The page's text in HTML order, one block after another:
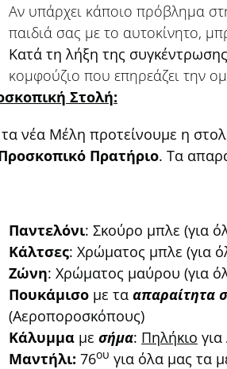
Αν υπάρχει κάποιο πρόβλημα
παιδιά σας με το αυτοκίνητο,
Κατά τη λήξη της
κομφούζιο που επηρεάζει την
Στολή:
τα νέα Μέλη προτείνουμε η
Πρατήριο. Τα
Παντελόνι: Σκούρο μπλε (για
Κάλτσες: Χρώματος μπλε (για
Ζώνη: Χρώματος μαύρου (για
Πουκάμισο με τα απαραίτητα
(Αεροποροσκόπους)
Κάλυμμα με σήμα: Πηλήκιο
Μαντήλι: 76ου για όλα μας τα